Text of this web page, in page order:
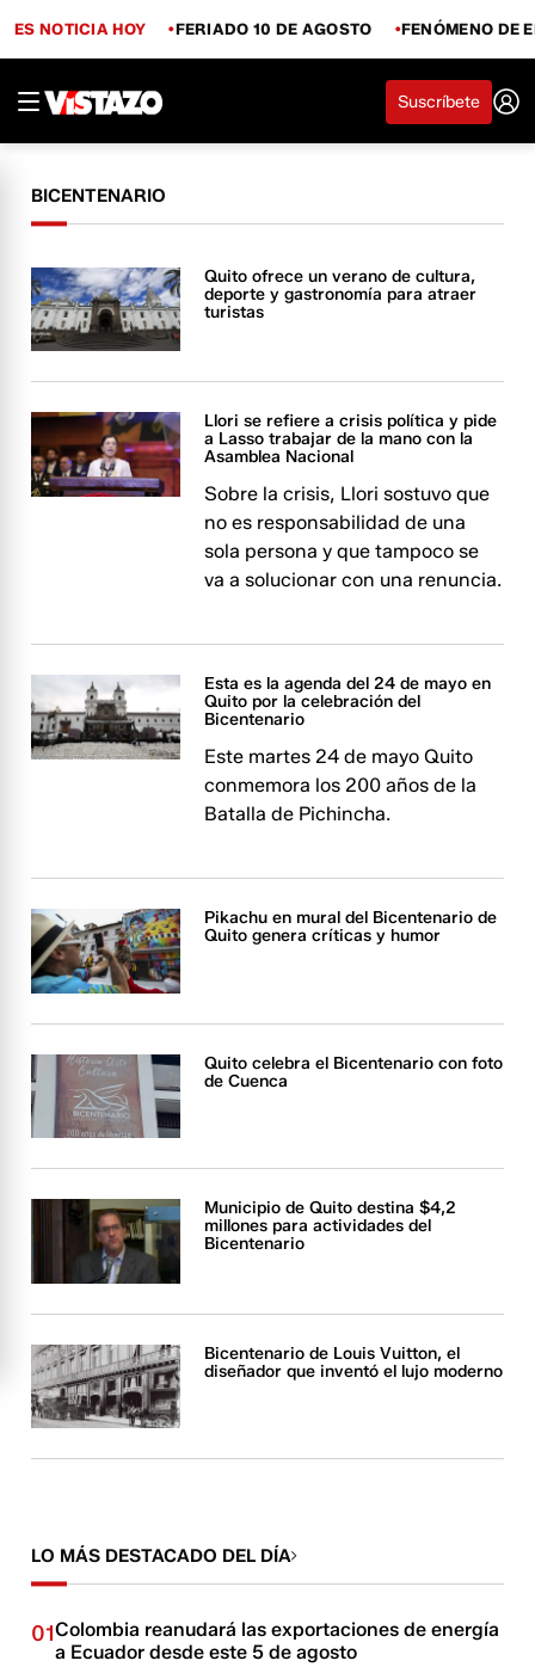
ES NOTICIA HOY FERIADO 10 DE AGOSTO FENÓMENO DE
Suscríbete
BICENTENARIO
Quito ofrece un verano de cultura,
deporte y gastronomía para atraer
turistas
Llori se refiere a crisis política y pide
a Lasso trabajar de la mano con la
Asamblea Nacional
Sobre la crisis, Llori sostuvo que
no es responsabilidad de una
sola persona y que tampoco se
va a solucionar con una renuncia.
Esta es la agenda del 24 de mayo en
Quito por la celebración del
Bicentenario
Este martes 24 de mayo Quito
conmemora los 200 años de la
Batalla de Pichincha.
Pikachu en mural del Bicentenario de
Quito genera críticas y humor
Quito celebra el Bicentenario con foto
de Cuenca
Municipio de Quito destina $4,2
millones para actividades del
Bicentenario
Bicentenario de Louis Vuitton, el
diseñador que inventó el lujo moderno
LO MÁS DESTACADO DEL DÍA
01Colombia reanudará las exportaciones de energía
a Ecuador desde este 5 de agosto